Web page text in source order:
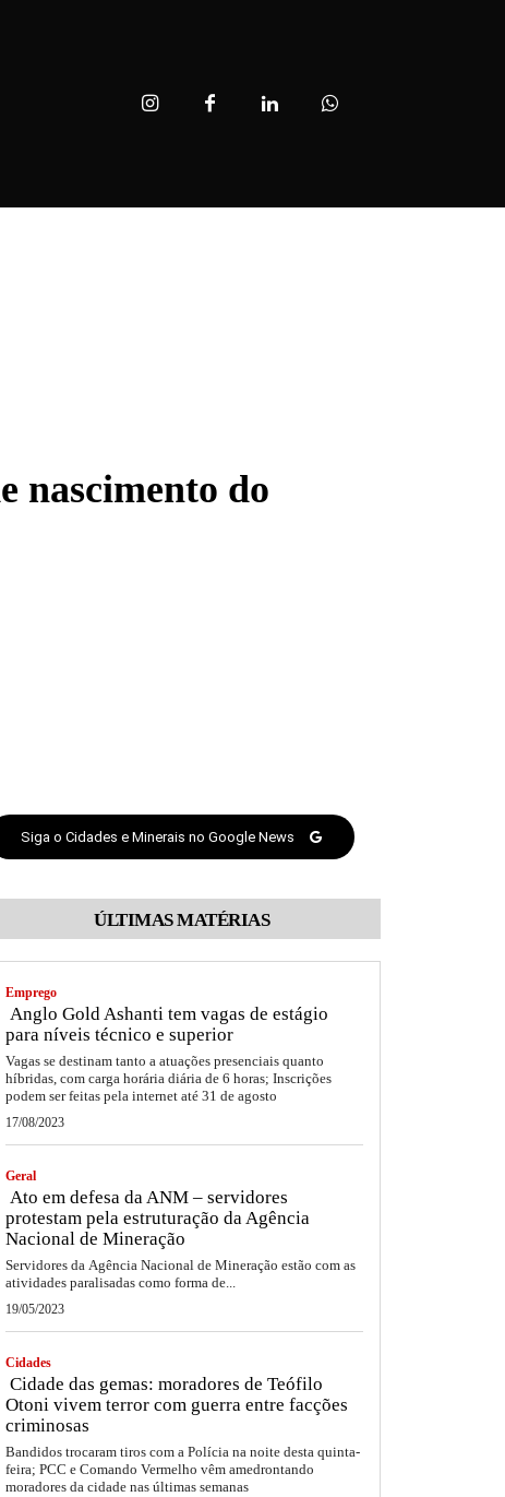
nascimento do
Siga o Cidades e Minerais no Google News
ÚLTIMAS MATÉRIAS
Emprego
Anglo Gold Ashanti tem vagas de estágio
para níveis técnico e superior
Vagas se destinam tanto a atuações presenciais quanto
híbridas, com carga horária diária de 6 horas; Inscrições
podem ser feitas pela internet até 31 de agosto
17/08/2023
Geral
Ato em defesa da ANM – servidores
protestam pela estruturação da Agência
Nacional de Mineração
Servidores da Agência Nacional de Mineração estão com as
atividades paralisadas como forma de...
19/05/2023
Cidades
Cidade das gemas: moradores de Teófilo
Otoni vivem terror com guerra entre facções
criminosas
Bandidos trocaram tiros com a Polícia na noite desta quinta-
feira; PCC e Comando Vermelho vêm amedrontando
moradores da cidade nas últimas semanas